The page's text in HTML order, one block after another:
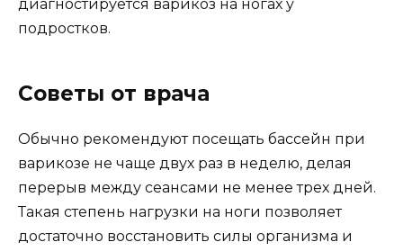
диагностируется варикоз на ногах у
подростков.
Советы от врача
Обычно рекомендуют посещать бассейн при
варикозе не чаще двух раз в неделю, делая
перерыв между сеансами не менее трех дней.
Такая степень нагрузки на ноги позволяет
достаточно восстановить силы организма и